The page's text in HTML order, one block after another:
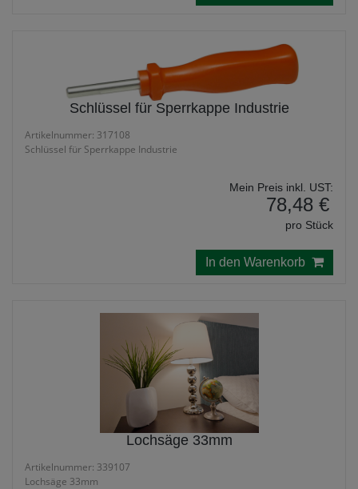
Schlüssel für Sperrkappe Industrie
Artikelnummer: 317108
Schlüssel für Sperrkappe Industrie
Mein Preis inkl. UST:
78,48 €
pro Stück
In den Warenkorb
Lochsäge 33mm
Artikelnummer: 339107
Lochsäge 33mm